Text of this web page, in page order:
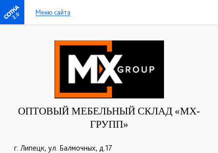
2.0 Меню сайта
ОПТОВЫЙ МЕБЕЛЬНЫЙ СКЛАД «МХ-
ГРУПП»
г. Липецк, ул. Балмочных, д.17